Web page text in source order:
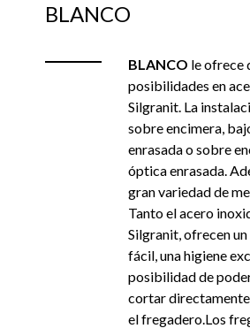
BLANCO
BLANCO le ofrece
posibilidades en
Silgranit. La
sobre encimera,
enrasada o sobre
óptica enrasada.
gran variedad de
Tanto el acero
Silgranit, ofrecen
fácil, una higiene
posibilidad de
cortar
el fregadero.Los